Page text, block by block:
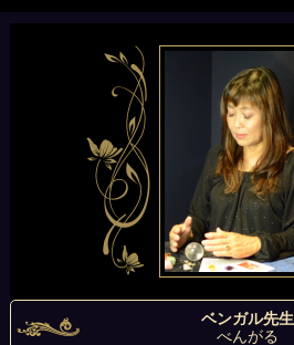
ベンガル先生
べんがる